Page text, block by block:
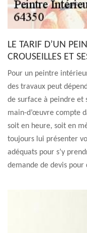
LE TARIF D’UN
CROUSEILLES ET
Pour un peintre
des travaux peut
de surface à peindre et
main-d’œuvre compte
soit en heure, soit en
toujours lui présenter
adéquats pour s’y
demande de devis